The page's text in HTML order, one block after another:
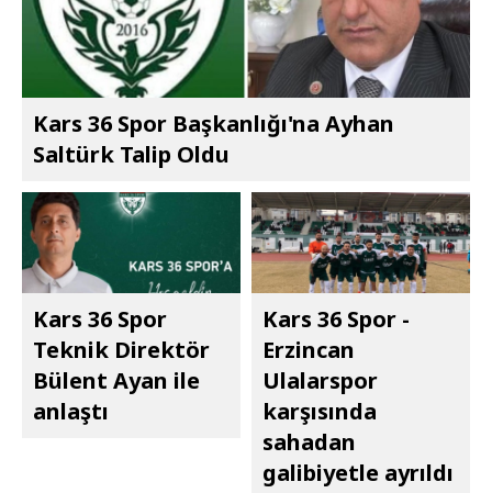
Kars 36 Spor Başkanlığı'na Ayhan
Saltürk Talip Oldu
Kars 36 Spor
Teknik Direktör
Bülent Ayan ile
anlaştı
Kars 36 Spor -
Erzincan
Ulalarspor
karşısında
sahadan
galibiyetle ayrıldı